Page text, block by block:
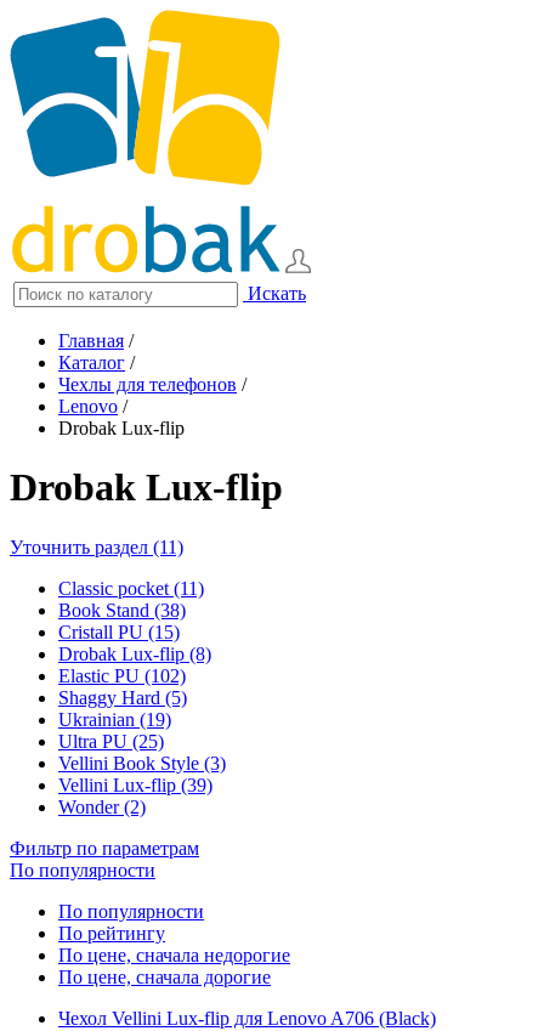
Искать
Главная /
Каталог /
Чехлы для телефонов /
Lenovo /
Drobak Lux-flip
Drobak Lux-flip
Уточнить раздел (11)
Classic pocket (11)
Book Stand (38)
Cristall PU (15)
Drobak Lux-flip (8)
Elastic PU (102)
Shaggy Hard (5)
Ukrainian (19)
Ultra PU (25)
Vellini Book Style (3)
Vellini Lux-flip (39)
Wonder (2)
Фильтр по параметрам
По популярности
По популярности
По рейтингу
По цене, сначала недорогие
По цене, сначала дорогие
Чехол Vellini Lux-flip для Lenovo A706 (Black)